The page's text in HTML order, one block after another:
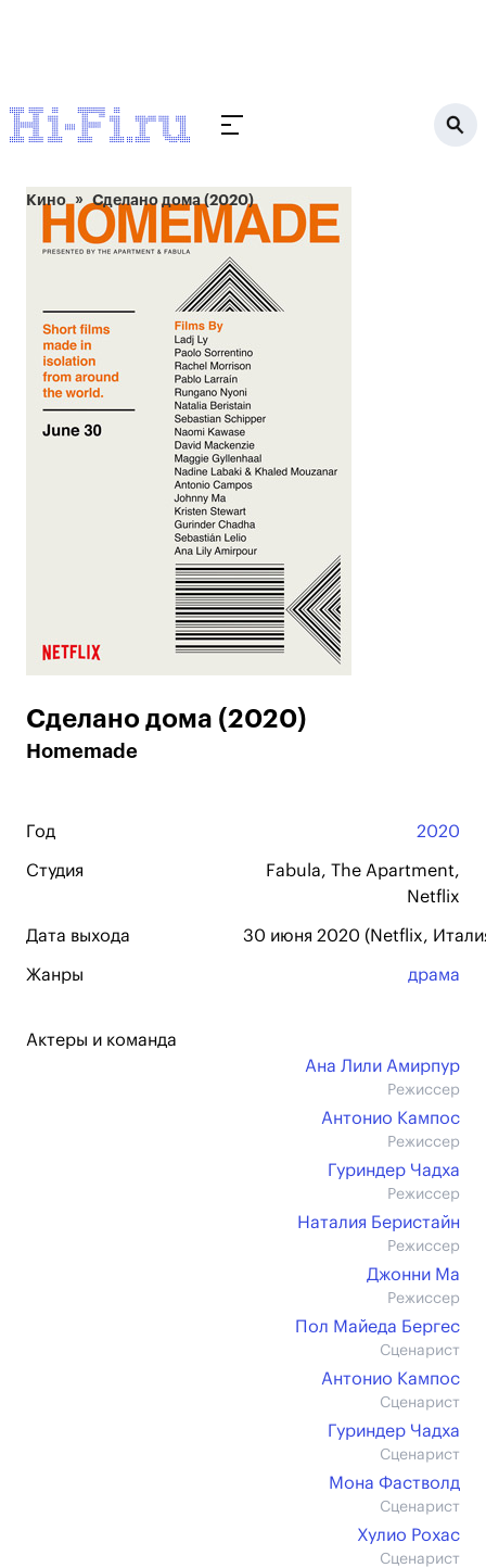
Кино Сделано дома (2020)
Сделано дома (2020)
Homemade
Год 2020
Студия
Fabula, The Apartment,
Netflix
Дата выхода 30 июня 2020 (Netflix,
Жанры драма
Актеры и команда
Ана Лили Амирпур
Режиссер
Антонио Кампос
Режиссер
Гуриндер Чадха
Режиссер
Наталия Беристайн
Режиссер
Джонни Ма
Режиссер
Пол Майеда Бергес
Сценарист
Антонио Кампос
Сценарист
Гуриндер Чадха
Сценарист
Мона Фастволд
Сценарист
Хулио Рохас
Сценарист